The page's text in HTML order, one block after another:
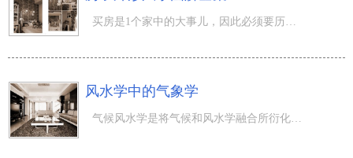
风水学中的气象学
气候风水学是将气候和风水学融合所衍化的1个与城乡规划有关的自然环境定义。通俗化的说就是说气侯和风水学